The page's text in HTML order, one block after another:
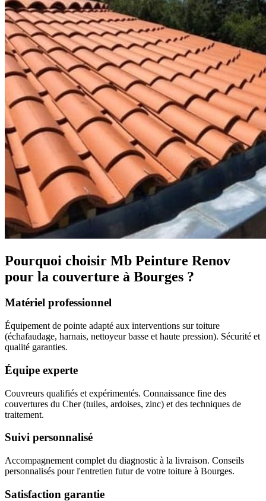
Pourquoi choisir Mb Peinture Renov
pour la couverture à Bourges ?
Matériel professionnel
Équipement de pointe adapté aux interventions sur toiture
(échafaudage, harnais, nettoyeur basse et haute pression). Sécurité et
qualité garanties.
Équipe experte
Couvreurs qualifiés et expérimentés. Connaissance fine des
couvertures du Cher (tuiles, ardoises, zinc) et des techniques de
traitement.
Suivi personnalisé
Accompagnement complet du diagnostic à la livraison. Conseils
personnalisés pour l'entretien futur de votre toiture à Bourges.
Satisfaction garantie